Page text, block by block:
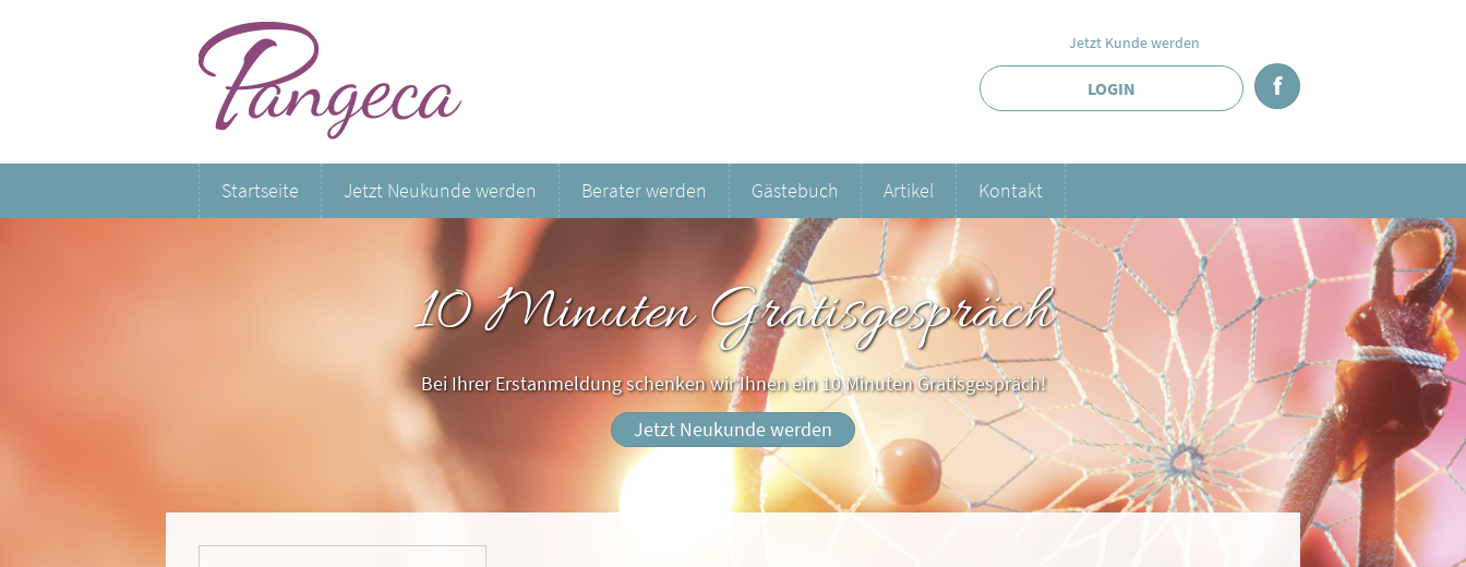
Jetzt Kunde werden
LOGIN f
Startseite Jetzt Neukunde werden Berater werden Gästebuch Artikel Kontakt
10 Minuten Gratisgespräch
Bei Ihrer Erstanmeldung schenken wir Ihnen ein 10 Minuten Gratisgespräch!
Jetzt Neukunde werden